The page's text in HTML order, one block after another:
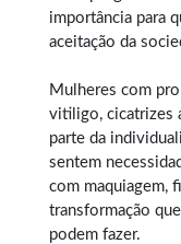
importância para
aceitação da
Mulheres com
vitiligo, cicatrizes
parte da
sentem
com maquiagem,
transformação
podem fazer.